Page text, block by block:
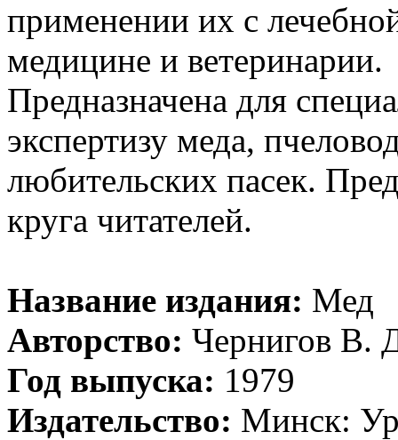
применении их с
медицине и ветеринарии.
Предназначена для
экспертизу меда,
любительских пасек.
круга читателей.
Название издания: Мед
Авторство: Чернигов В.
Год выпуска: 1979
Издательство: Минск: